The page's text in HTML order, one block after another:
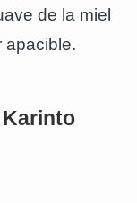
de la miel
apacible.
Karinto